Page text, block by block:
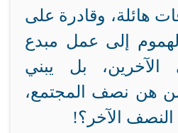
هائلة، وقادرة على
إلى عمل مبدع
بل يبني
هن نصف المجتمع،
النصف الآخر؟!